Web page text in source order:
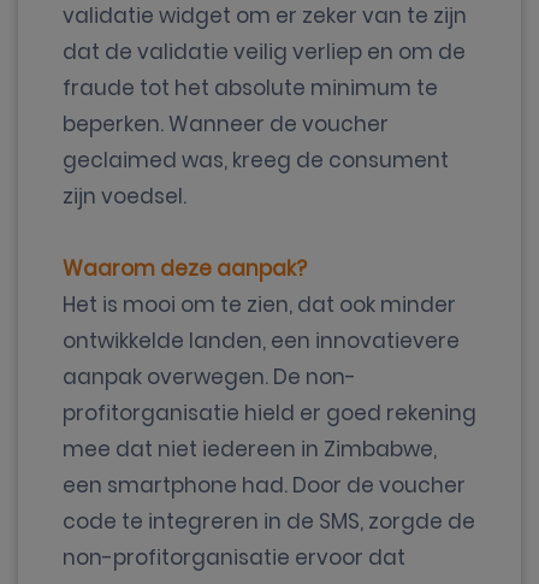
validatie widget om er zeker van te zijn
dat de validatie veilig verliep en om de
fraude tot het absolute minimum te
beperken. Wanneer de voucher
geclaimed was, kreeg de consument
zijn voedsel.
Waarom deze aanpak?
Het is mooi om te zien, dat ook minder
ontwikkelde landen, een innovatievere
aanpak overwegen. De non-
profitorganisatie hield er goed rekening
mee dat niet iedereen in Zimbabwe,
een smartphone had. Door de voucher
code te integreren in de SMS, zorgde de
non-profitorganisatie ervoor dat